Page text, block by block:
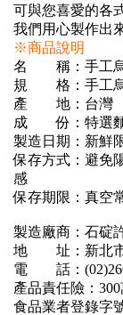
可與您喜愛的各
我們用心製作出
※商品說明
名 稱：手工烏
規 格：手工烏
產 地：台灣
成 份：特選麵
製造日期：新鮮
保存方式：避免
感
保存期限：真空
製造廠商：石碇
地 址：新北市
電 話：
產品責任險：300
食品業者登錄字